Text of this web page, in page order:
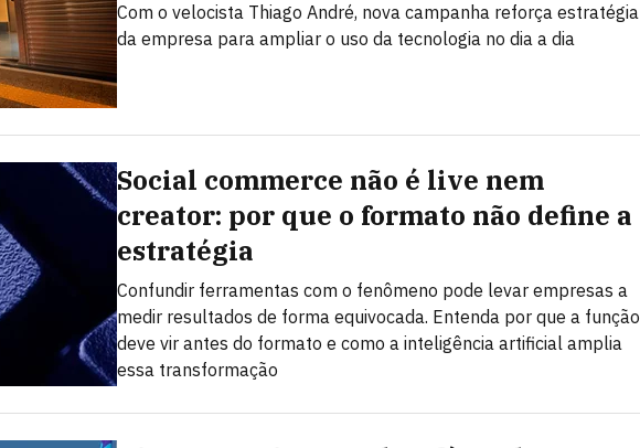
Com o velocista Thiago André, nova campanha reforça estratégia
da empresa para ampliar o uso da tecnologia no dia a dia
Social commerce não é live nem
creator: por que o formato não define a
estratégia
Confundir ferramentas com o fenômeno pode levar empresas a
medir resultados de forma equivocada. Entenda por que a função
deve vir antes do formato e como a inteligência artificial amplia
essa transformação